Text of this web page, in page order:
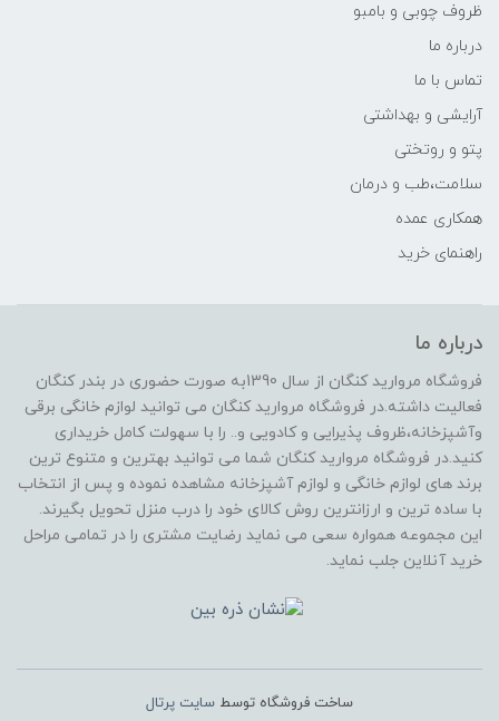
ظروف چوبی و بامبو
درباره ما
تماس با ما
آرایشی و بهداشتی
پتو و روتختی
سلامت،طب و درمان
همکاری عمده
راهنمای خرید
درباره ما
فروشگاه مروارید کنگان از سال 1390به صورت حضوری در بندر کنگان
فعالیت داشته.در فروشگاه مروارید کنگان می توانید لوازم خانگی برقی
وآشپزخانه،ظروف پذیرایی و کادویی و.. را با سهولت کامل خریداری
کنید.در فروشگاه مروارید کنگان شما می توانید بهترین و متنوع ترین
برند های لوازم خانگی و لوازم آشپزخانه مشاهده نموده و پس از انتخاب
با ساده ترین و ارزانترین روش کالای خود را درب منزل تحویل بگیرند.
این مجموعه همواره سعی می نماید رضایت مشتری را در تمامی مراحل
خرید آنلاین جلب نماید.
ساخت فروشگاه توسط سایت پرتال